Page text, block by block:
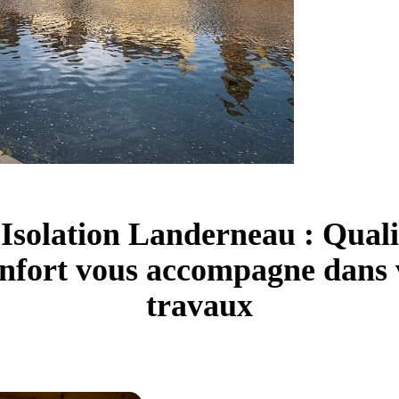
Isolation Landerneau : Quali
vous accompagne dans
travaux